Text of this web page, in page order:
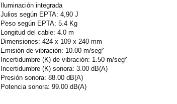
Iluminación integrada
Julios según EPTA: 4,90 J
Peso según EPTA: 5.4 Kg
Longitud del cable: 4.0 m
Dimensiones: 424 x 109 x 240 mm
Emisión de vibración: 10.00 m/seg²
Incertidumbre (K) de vibración: 1.50 m/seg²
Incertidumbre (K) sonora: 3.00 dB(A)
Presión sonora: 88.00 dB(A)
Potencia sonora: 99.00 dB(A)